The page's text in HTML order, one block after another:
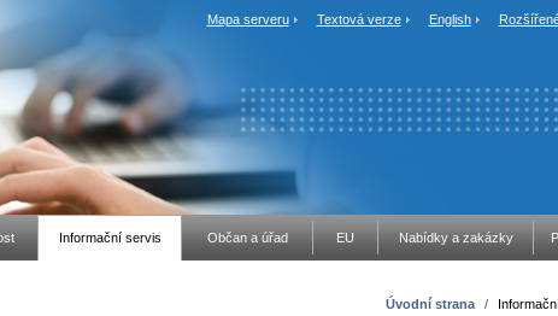
Mapa serveru Textová verze English
Informační servis Občan a úřad EU Nabídky a zakázky
Úvodní strana /